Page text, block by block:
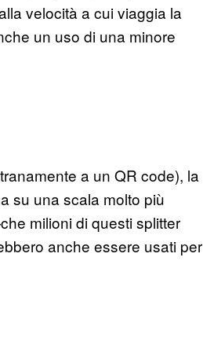
velocità a cui viaggia la
un uso di una minore
a un QR code), la
su una scala molto più
milioni di questi splitter
anche essere usati per